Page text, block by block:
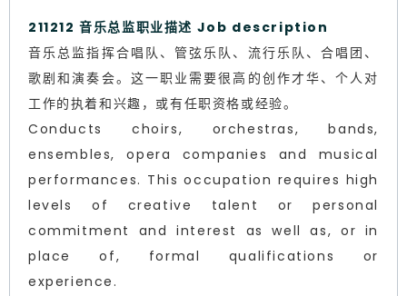
211212 音乐总监职业描述 Job description
音乐总监指挥合唱队、管弦乐队、流行乐队、合唱团、
歌剧和演奏会。这一职业需要很高的创作才华、个人对
工作的执着和兴趣，或有任职资格或经验。
Conducts choirs, orchestras, bands,
ensembles, opera companies and musical
performances. This occupation requires high
levels of creative talent or personal
commitment and interest as well as, or in
place of, formal qualifications or
experience.